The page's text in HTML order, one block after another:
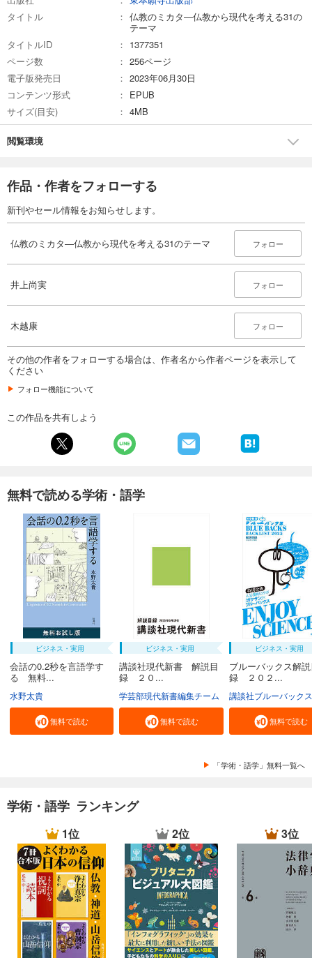
タイトル
仏教のミカタ―仏教から現代を考える31の
テーマ
タイトルID
1377351
ページ数
256ページ
電子版発売日
2023年06月30日
コンテンツ形式
EPUB
サイズ(目安)
4MB
閲覧環境
作品・作者をフォローする
新刊やセール情報をお知らせします。
仏教のミカタ―仏教から現代を考える31のテーマ フォロー
井上尚実 フォロー
木越康 フォロー
その他の作者をフォローする場合は、作者名から作者ページを表示して
ください
フォロー機能について
この作品を共有しよう
無料で読める学術・語学
ビジネス・実用
会話の0.2秒を言語学す
る 無料...
水野太貴
無料で読む
ビジネス・実用
講談社現代新書 解説目
録 ２０...
学芸部現代新書編集チーム
無料で読む
ビジネス・実用
ブルーバックス解
録 ２０２...
講談社ブルーバックス
無料で読む
「学術・語学」無料一覧へ
学術・語学 ランキング
1位 2位 3位